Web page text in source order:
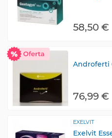
58,50 €
Androferti
76,99 €
EXELVIT
Exelvit